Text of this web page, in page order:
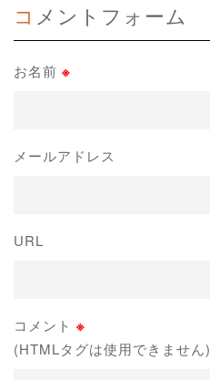
コメントフォーム
お名前 ※
メールアドレス
URL
コメント ※
(HTMLタグは使用できません)